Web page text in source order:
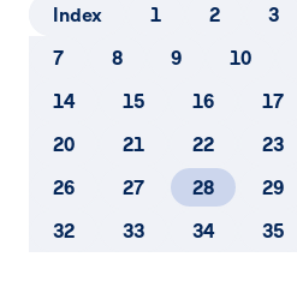
und Verbindlichkeiten
Sonstige betriebliche
equity bewerteten
Index 1 2 3
7
8 9 10
14
15 16 17
20
21 22 23
26
27 28 29
32
33 34 35